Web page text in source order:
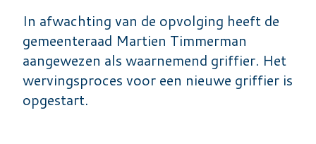
In afwachting van de opvolging heeft de
gemeenteraad Martien Timmerman
aangewezen als waarnemend griffier. Het
wervingsproces voor een nieuwe griffier is
opgestart.